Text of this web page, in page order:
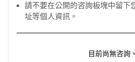
請不要在公開的咨詢板塊中留下
址等個人資訊。
目前尚無咨詢。